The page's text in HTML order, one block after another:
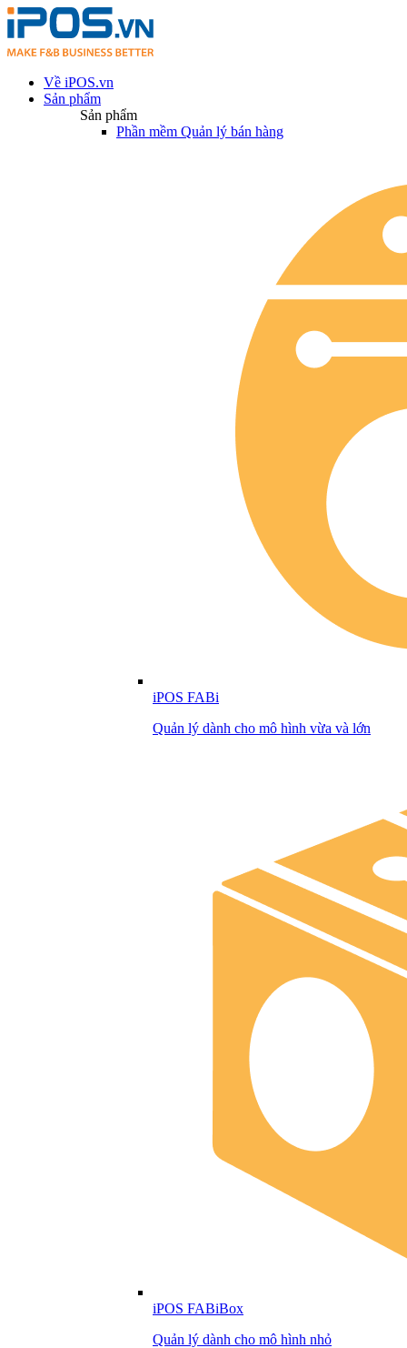
Về iPOS.vn
Sản phẩm
Sản phẩm
Phần mềm Quản lý bán hàng
iPOS FABi
Quản lý dành cho mô hình vừa và lớn
iPOS FABiBox
Quản lý dành cho mô hình nhỏ